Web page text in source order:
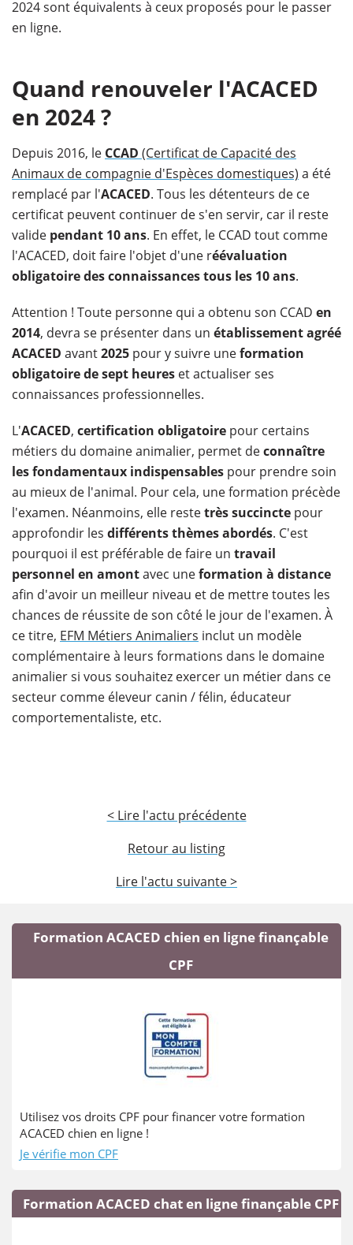
2024 sont équivalents à ceux proposés pour le passer
en ligne.
Quand renouveler l'ACACED
en 2024 ?
Depuis 2016, le CCAD (Certificat de Capacité des
Animaux de compagnie d'Espèces domestiques) a été
remplacé par l'ACACED. Tous les détenteurs de ce
certificat peuvent continuer de s'en servir, car il reste
valide pendant 10 ans. En effet, le CCAD tout comme
l'ACACED, doit faire l'objet d'une réévaluation
obligatoire des connaissancestous les 10 ans.
Attention ! Toute personne qui a obtenu son CCAD en
2014, devra se présenter dans un établissement agréé
ACACED avant2025 pour y suivre uneformation
obligatoire de sept heures et actualiser ses
connaissances professionnelles.
L'ACACED, certification obligatoire pour certains
métiers du domaine animalier, permet deconnaître
les fondamentaux indispensables pour prendre soin
au mieux de l'animal. Pour cela, une formation précède
l'examen. Néanmoins, elle restetrès succincte pour
approfondir les différents thèmes abordés. C'est
pourquoi il est préférable de faire un travail
personnel en amontavec uneformation à distance
afin d'avoir un meilleur niveau et de mettre toutes les
chances de réussite de son côté le jour de l'examen. À
ce titre, EFM Métiers Animaliers inclut un modèle
complémentaire à leurs formations dans le domaine
animalier si vous souhaitez exercer un métier dans ce
secteur comme éleveur canin / félin, éducateur
comportementaliste, etc.
< Lire l'actu précédente
Retour au listing
Lire l'actu suivante >
Formation ACACED chien en ligne finançable
CPF
Utilisez vos droits CPF pour financer votre formation
ACACED chien en ligne !
Je vérifie mon CPF
Formation ACACED chat en ligne finançable CPF